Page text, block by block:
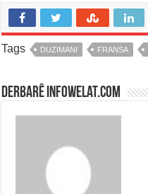
Tags DUZIMANI FRANSA
Derbarê infowelat.com